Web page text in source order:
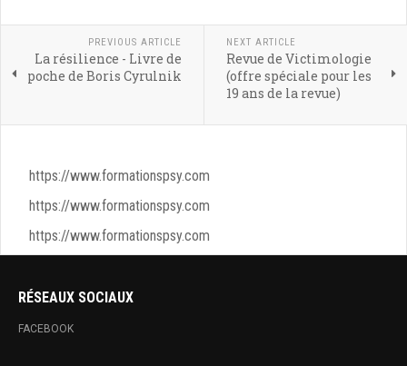
PREVIOUS ARTICLE
La résilience - Livre de
poche de Boris Cyrulnik
NEXT ARTICLE
Revue de Victimologie
(offre spéciale pour les
19 ans de la revue)
https://www.formationspsy.com
https://www.formationspsy.com
https://www.formationspsy.com
RÉSEAUX SOCIAUX
FACEBOOK